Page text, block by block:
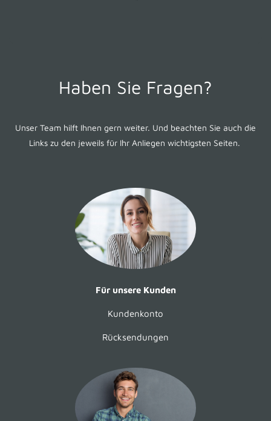
Haben Sie Fragen?
Unser Team hilft Ihnen gern weiter. Und beachten Sie auch die
Links zu den jeweils für Ihr Anliegen wichtigsten Seiten.
Für unsere Kunden
Kundenkonto
Rücksendungen